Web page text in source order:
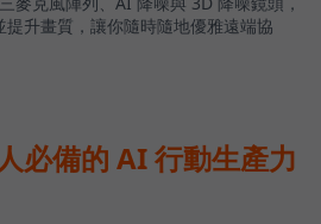
升畫質，讓你隨時隨地優雅遠端協
必備的 AI 行動生產力